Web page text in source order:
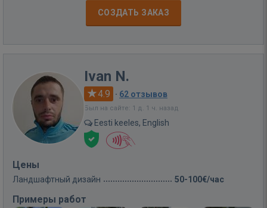
СОЗДАТЬ ЗАКАЗ
Ivan N.
4.9 · 62 отзывов
Был на сайте: 1 д. 1 ч. назад
Eesti keeles, English
Цены
Ландшафтный дизайн 50-100€/час
Примеры работ